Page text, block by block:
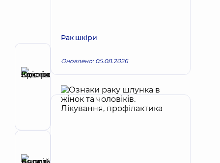
Автор
Олегівна
Онколог;
Хірург
Запис до лікаря
Рак шкіри
Оновлено: 05.08.2026